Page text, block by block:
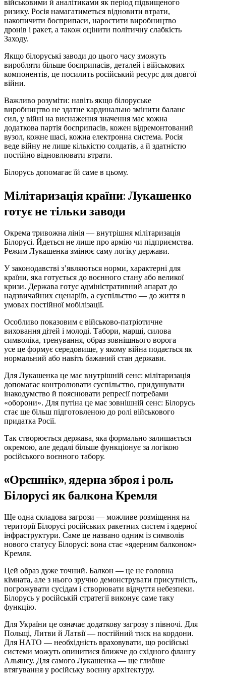
військовими й аналітиками як період підвищеного
ризику. Росія намагатиметься відновити втрати,
накопичити боєприпаси, наростити виробництво
дронів і ракет, а також оцінити політичну слабкість
Заходу.
Якщо білоруські заводи до цього часу зможуть
виробляти більше боєприпасів, деталей і військових
компонентів, це посилить російський ресурс для довгої
війни.
Важливо розуміти: навіть якщо білоруське
виробництво не здатне кардинально змінити баланс
сил, у війні на виснаження значення має кожна
додаткова партія боєприпасів, кожен відремонтований
вузол, кожне шасі, кожна електронна система. Росія
веде війну не лише кількістю солдатів, а й здатністю
постійно відновлювати втрати.
Білорусь допомагає їй саме в цьому.
Мілітаризація країни: Лукашенко
готує не тільки заводи
Окрема тривожна лінія — внутрішня мілітаризація
Білорусі. Йдеться не лише про армію чи підприємства.
Режим Лукашенка змінює саму логіку держави.
У законодавстві з’являються норми, характерні для
країни, яка готується до воєнного стану або великої
кризи. Держава готує адміністративний апарат до
надзвичайних сценаріїв, а суспільство — до життя в
умовах постійної мобілізації.
Особливо показовим є військово-патріотичне
виховання дітей і молоді. Табори, марші, силова
символіка, тренування, образ зовнішнього ворога —
усе це формує середовище, у якому війна подається як
нормальний або навіть бажаний стан держави.
Для Лукашенка це має внутрішній сенс: мілітаризація
допомагає контролювати суспільство, придушувати
інакодумство й пояснювати репресії потребами
«оборони». Для путіна це має зовнішній сенс: Білорусь
стає ще більш підготовленою до ролі військового
придатка Росії.
Так створюється держава, яка формально залишається
окремою, але дедалі більше функціонує за логікою
російського воєнного табору.
«Орєшнік», ядерна зброя і роль
Білорусі як балкона Кремля
Ще одна складова загрози — можливе розміщення на
території Білорусі російських ракетних систем і ядерної
інфраструктури. Саме це названо одним із символів
нового статусу Білорусі: вона стає «ядерним балконом»
Кремля.
Цей образ дуже точний. Балкон — це не головна
кімната, але з нього зручно демонструвати присутність,
погрожувати сусідам і створювати відчуття небезпеки.
Білорусь у російській стратегії виконує саме таку
функцію.
Для України це означає додаткову загрозу з півночі. Для
Польщі, Литви й Латвії — постійний тиск на кордони.
Для НАТО — необхідність враховувати, що російські
системи можуть опинитися ближче до східного флангу
Альянсу. Для самого Лукашенка — ще глибше
втягування у російську воєнну архітектуру.